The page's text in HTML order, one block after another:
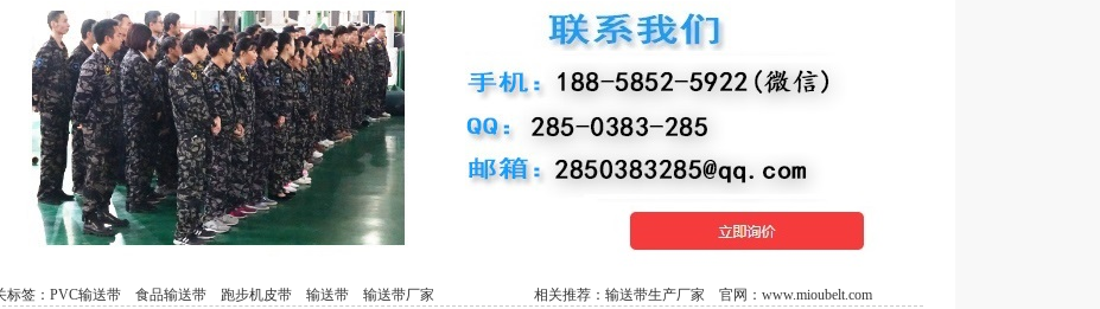
标签： PVC输送带 食品输送带 跑步机皮带 输送带 输送带厂家 相关推荐： 输送带生产厂家 官网： www.mioubelt.com